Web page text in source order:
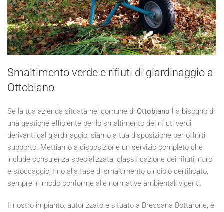
Smaltimento verde e rifiuti di giardinaggio a
Ottobiano
Se la tua azienda situata nel comune di Ottobiano ha bisogno di
una gestione efficiente per lo smaltimento dei rifiuti verdi
derivanti dal giardinaggio, siamo a tua disposizione per offrirti
supporto. Mettiamo a disposizione un servizio completo che
include consulenza specializzata, classificazione dei rifiuti, ritiro
e stoccaggio, fino alla fase di smaltimento o riciclo certificato,
sempre in modo conforme alle normative ambientali vigenti.
Il nostro impianto, autorizzato e situato a Bressana Bottarone, è